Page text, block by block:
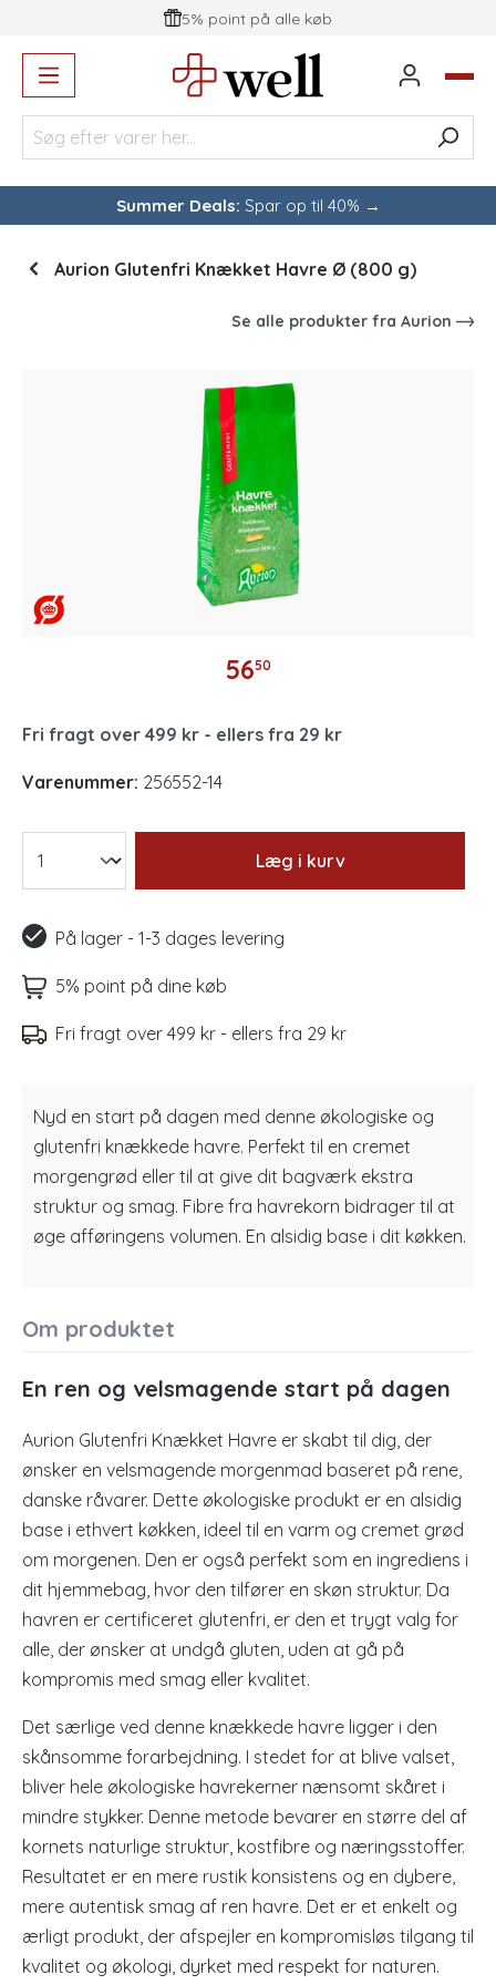
5% point på alle køb
Summer Deals: Spar op til 40% →
Aurion Glutenfri Knækket Havre Ø (800 g)
Se alle produkter fra Aurion
Spring over billedgalleri
5650
Fri fragt over 499 kr - ellers fra 29 kr
Varenummer: 256552-14
Læg i kurv
På lager - 1-3 dages levering
5% point på dine køb
Fri fragt over 499 kr - ellers fra 29 kr
Nyd en start på dagen med denne økologiske og
glutenfri knækkede havre. Perfekt til en cremet
morgengrød eller til at give dit bagværk ekstra
struktur og smag. Fibre fra havrekorn bidrager til at
øge afføringens volumen. En alsidig base i dit køkken.
Om produktet
En ren og velsmagende start på dagen
Aurion Glutenfri Knækket Havre er skabt til dig, der
ønsker en velsmagende morgenmad baseret på rene,
danske råvarer. Dette økologiske produkt er en alsidig
base i ethvert køkken, ideel til en varm og cremet grød
om morgenen. Den er også perfekt som en ingrediens i
dit hjemmebag, hvor den tilfører en skøn struktur. Da
havren er certificeret glutenfri, er den et trygt valg for
alle, der ønsker at undgå gluten, uden at gå på
kompromis med smag eller kvalitet.
Det særlige ved denne knækkede havre ligger i den
skånsomme forarbejdning. I stedet for at blive valset,
bliver hele økologiske havrekerner nænsomt skåret i
mindre stykker. Denne metode bevarer en større del af
kornets naturlige struktur, kostfibre og næringsstoffer.
Resultatet er en mere rustik konsistens og en dybere,
mere autentisk smag af ren havre. Det er et enkelt og
ærligt produkt, der afspejler en kompromisløs tilgang til
kvalitet og økologi, dyrket med respekt for naturen.